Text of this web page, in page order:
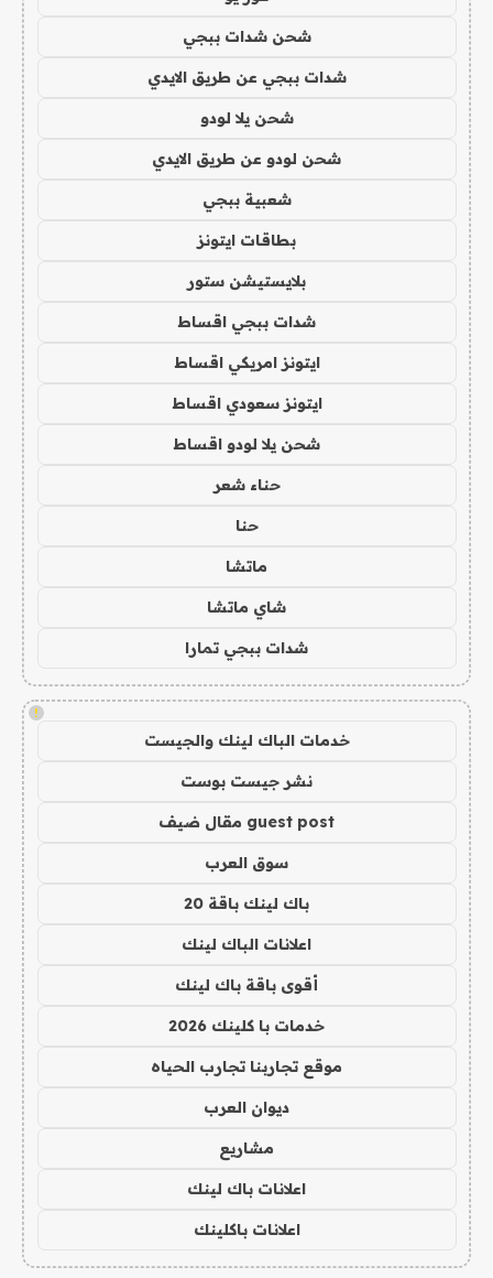
شحن شدات ببجي
شدات ببجي عن طريق الايدي
شحن يلا لودو
شحن لودو عن طريق الايدي
شعبية ببجي
بطاقات ايتونز
بلايستيشن ستور
شدات ببجي اقساط
ايتونز امريكي اقساط
ايتونز سعودي اقساط
شحن يلا لودو اقساط
حناء شعر
حنا
ماتشا
شاي ماتشا
شدات ببجي تمارا
!
خدمات الباك لينك والجيست
نشر جيست بوست
guest post مقال ضيف
سوق العرب
باك لينك باقة 20
اعلانات الباك لينك
أقوى باقة باك لينك
خدمات با كلينك 2026
موقع تجاربنا تجارب الحياه
ديوان العرب
مشاريع
اعلانات باك لينك
اعلانات باكلينك